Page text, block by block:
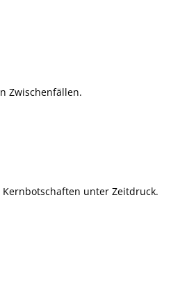
Zwischenfällen.
unter Zeitdruck.